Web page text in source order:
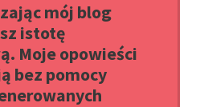
mój blog
istotę
Moje opowieści
bez pomocy